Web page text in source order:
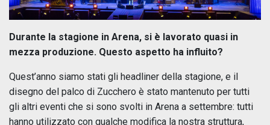
Durante la stagione in Arena, si è lavorato quasi in
mezza produzione. Questo aspetto ha influito?
Quest’anno siamo stati gli headliner della stagione, e il
disegno del palco di Zucchero è stato mantenuto per tutti
gli altri eventi che si sono svolti in Arena a settembre: tutti
hanno utilizzato con qualche modifica la nostra struttura,